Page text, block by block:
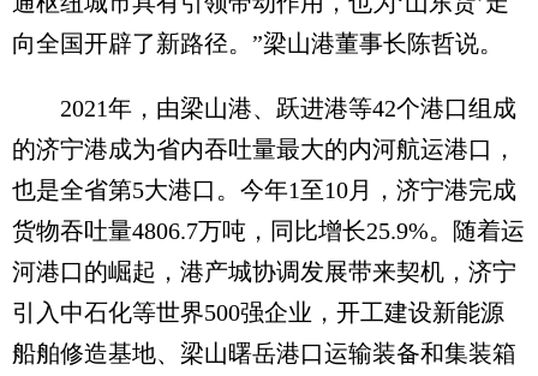
向全国开辟了新路径。”梁山港董事长陈哲说。
2021年，由梁山港、跃进港等42个港口组成
的济宁港成为省内吞吐量最大的内河航运港口，
也是全省第5大港口。今年1至10月，济宁港完成
货物吞吐量4806.7万吨，同比增长25.9%。随着运
河港口的崛起，港产城协调发展带来契机，济宁
引入中石化等世界500强企业，开工建设新能源
船舶修造基地、梁山曙岳港口运输装备和集装箱